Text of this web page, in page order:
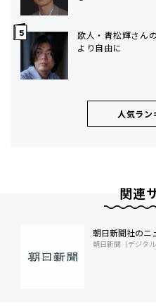
歌人・青松輝さん
より自由に
人気ラン
関連
朝日新聞社のニ
朝日新聞（デジタル